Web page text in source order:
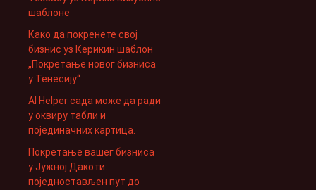
шаблоне
Како да покренете свој
бизнис уз Керикин шаблон
„Покретање новог бизниса
у Тенесију“
AI Helper сада може да ради
у оквиру табли и
појединачних картица.
Покретање вашег бизниса
у Јужној Дакоти:
поједностављен пут до